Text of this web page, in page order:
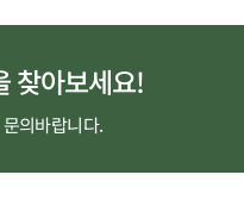
찾아보세요!
의바랍니다.